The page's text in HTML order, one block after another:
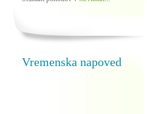
Vremenska napoved